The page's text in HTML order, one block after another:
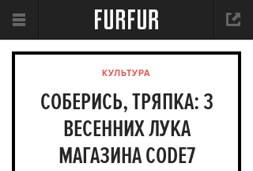
КУЛЬТУРА
СОБЕРИСЬ, ТРЯПКА: 3
ВЕСЕННИХ ЛУКА
МАГАЗИНА CODE7